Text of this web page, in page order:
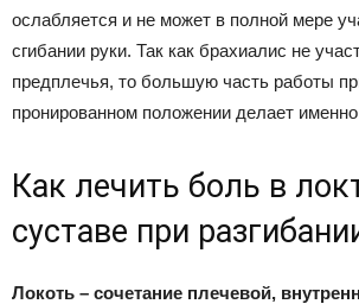
ослабляется и не может в полной мере
сгибании руки. Так как брахиалис не
предплечья, то большую часть работы
пронированном положении делает
Как лечить боль в
суставе при
Локоть – сочетание плечевой,